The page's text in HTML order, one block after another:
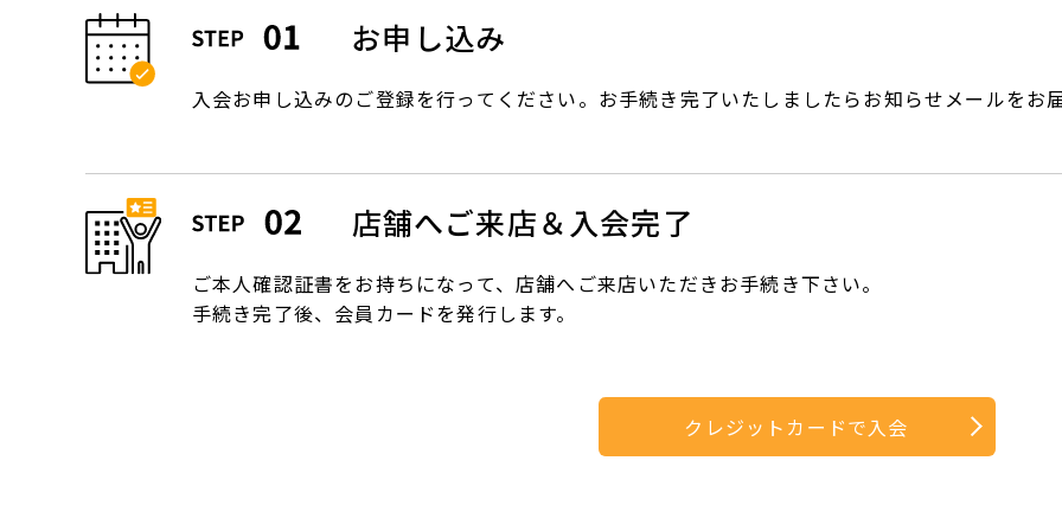
お申し込み
入会お申し込みのご登録を行ってください。お手続き完了いたしましたらお知らせメールをお届
店舗へご来店＆入会完了
ご本人確認証書をお持ちになって、店舗へご来店いただきお手続き下さい。
手続き完了後、会員カードを発行します。
クレジットカードで入会